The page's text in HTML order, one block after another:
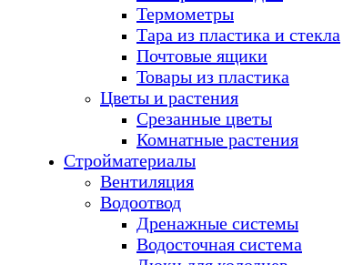
Термометры
Тара из пластика и стекла
Почтовые ящики
Товары из пластика
Цветы и растения
Срезанные цветы
Комнатные растения
Стройматериалы
Вентиляция
Водоотвод
Дренажные системы
Водосточная система